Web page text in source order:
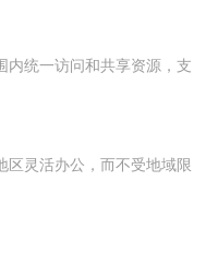
内统一访问和共享资源，支
区灵活办公，而不受地域限